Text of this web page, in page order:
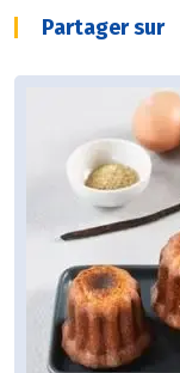
Partager sur